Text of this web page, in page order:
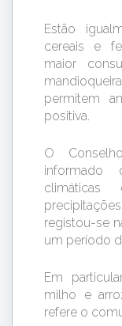
Estão
cereais e
maior
permitem
positiva.
O
informado
registou-se
um período
Em
milho e
refere o